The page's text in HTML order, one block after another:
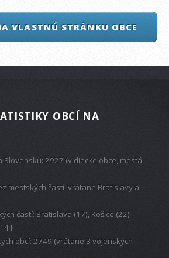
VLASTNÚ STRÁNKU OBCE
OBCÍ NA
Slovensku: 2927 (vidiecke obce, mestá,
mestských častí, vrátane Bratislavy a
častí: Bratislava (17), Košice (22)
obcí: 2749 (vrátane 3 vojenských